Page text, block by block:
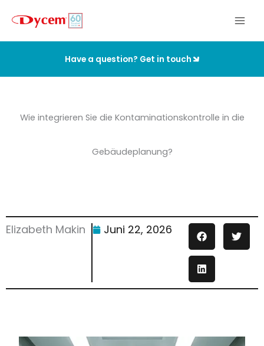
Inhalt
springen
Have a question? Get in touch
Wie integrieren Sie die Kontaminationskontrolle in die
Gebäudeplanung?
Elizabeth Makin Juni 22, 2026